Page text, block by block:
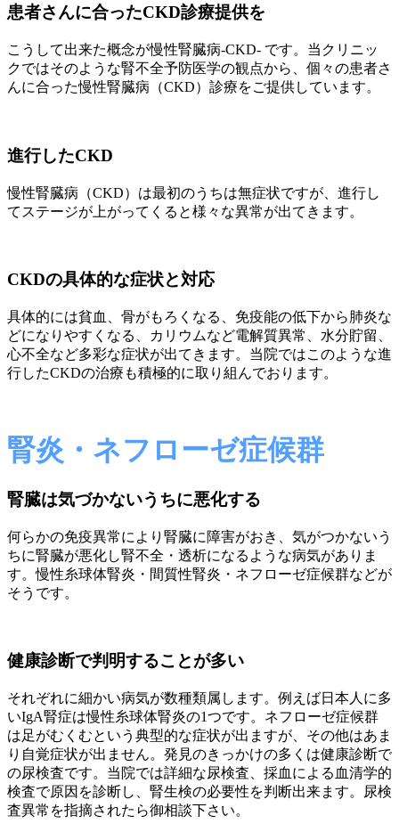
患者さんに合ったCKD診療提供を
こうして出来た概念が慢性腎臓病-CKD- です。当クリニッ
クではそのような腎不全予防医学の観点から、個々の患者さ
んに合った慢性腎臓病（CKD）診療をご提供しています。
進行したCKD
慢性腎臓病（CKD）は最初のうちは無症状ですが、進行し
てステージが上がってくると様々な異常が出てきます。
CKDの具体的な症状と対応
具体的には貧血、骨がもろくなる、免疫能の低下から肺炎な
どになりやすくなる、カリウムなど電解質異常、水分貯留、
心不全など多彩な症状が出てきます。当院ではこのような進
行したCKDの治療も積極的に取り組んでおります。
腎炎・ネフローゼ症候群
腎臓は気づかないうちに悪化する
何らかの免疫異常により腎臓に障害がおき、気がつかないう
ちに腎臓が悪化し腎不全・透析になるような病気がありま
す。慢性糸球体腎炎・間質性腎炎・ネフローゼ症候群などが
そうです。
健康診断で判明することが多い
それぞれに細かい病気が数種類属します。例えば日本人に多
いIgA腎症は慢性糸球体腎炎の1つです。ネフローゼ症候群
は足がむくむという典型的な症状が出ますが、その他はあま
り自覚症状が出ません。発見のきっかけの多くは健康診断で
の尿検査です。当院では詳細な尿検査、採血による血清学的
検査で原因を診断し、腎生検の必要性を判断出来ます。尿検
査異常を指摘されたら御相談下さい。